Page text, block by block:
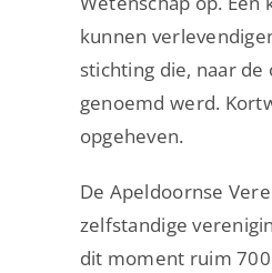
kunnen
stichting die, naar de
genoemd werd.
opgeheven.
De Apeldoornse
zelfstandige
dit moment ruim